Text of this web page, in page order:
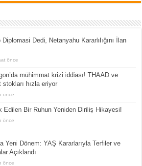
Diplomasi Dedi, Netanyahu Kararlılığını İlan
önce
mühimmat krizi iddiası! THAAD ve
stokları hızla eriyor
önce
Edilen Bir Ruhun Yeniden Diriliş Hikayesi!
önce
Yeni Dönem: YAŞ Kararlarıyla Terfiler ve
Açıklandı
önce